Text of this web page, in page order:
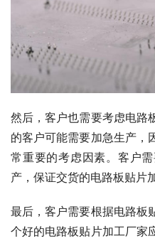
然后，客户也需要考虑电路
的客户可能需要加急生产，
常重要的考虑因素。客户
产，保证交货的电路板贴片
最后，客户需要根据电路板
个好的电路板贴片加工厂家